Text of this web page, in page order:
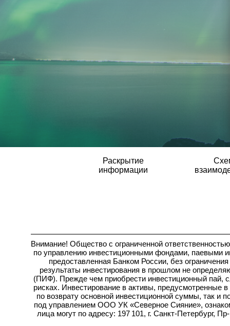
Раскрытие
информации
Внимание! Общество с ограниченной
по управлению инвестиционными фондами, паевыми
предоставленная Банком России, без
результаты инвестирования в прошлом не
(ПИФ). Прежде чем приобрести инвестиционный пай,
рисках. Инвестирование в активы, предусмотренные
по возврату основной инвестиционной суммы, так
под управлением ООО УК «Северное Сияние»,
лица могут по адресу: 197 101, г. Санкт-Петербург,